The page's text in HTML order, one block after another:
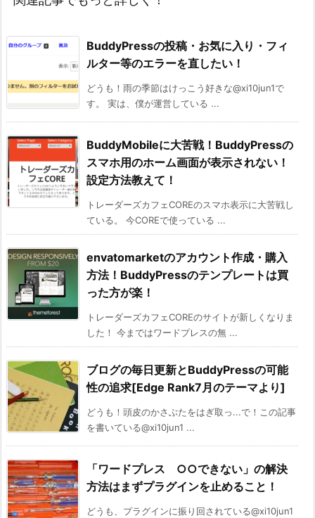
BuddyPressの投稿・お気に入り・フィ
ルター等のエラーを直したい！
どうも！雨の季節はけっこう好きな@xi10jun1で
す。 実は、僕が運営している ...
BuddyMobileに大苦戦！BuddyPressの
スマホ用のホーム画面が表示されない！
設定方法教えて！
トレーダーズカフェCOREのスマホ表示に大苦戦し
ている。 今COREで使っている ...
envatomarketのアカウント作成・購入
方法！BuddyPressのテンプレートは買
った方が楽！
トレーダーズカフェCOREのサイトが新しくなりま
した！ 今まではワードプレスの無 ...
ブログの毎日更新とBuddyPressの可能
性の追求[Edge Rank7月のテーマより]
どうも！頭皮のかさぶたをはぎ取っ...で！この記事
を書いている@xi10jun1 ...
「ワードプレス ○○できない」の解決
方法はまずプラグインを止めること！
どうも、プラグインに振り回されている@xi10jun1